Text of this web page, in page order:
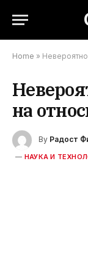
Home » Невероятно
на
By Радост
НАУКА И